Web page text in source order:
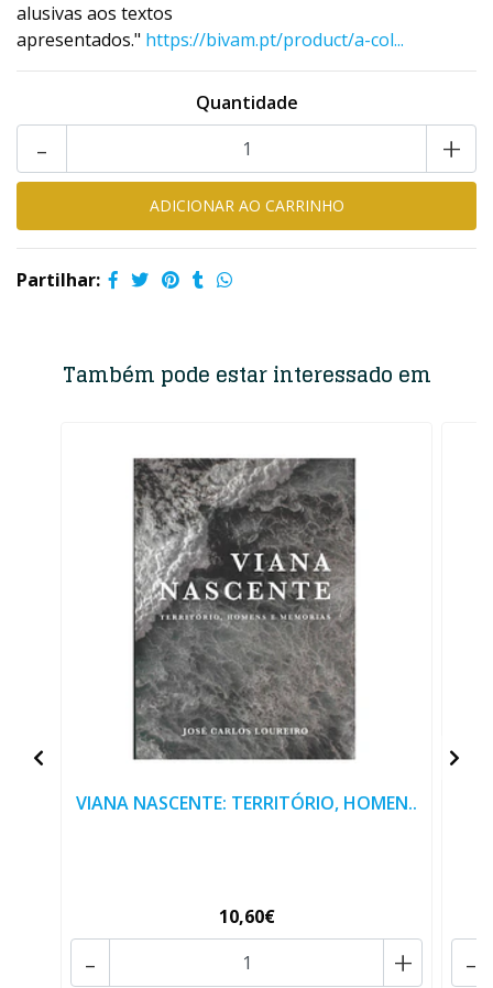
alusivas aos textos
apresentados." https://bivam.pt/product/a-col...
Quantidade
+
-
Partilhar:
Também pode estar interessado em
VIANA NASCENTE: TERRITÓRIO, HOMEN..
10,60€
+
- -